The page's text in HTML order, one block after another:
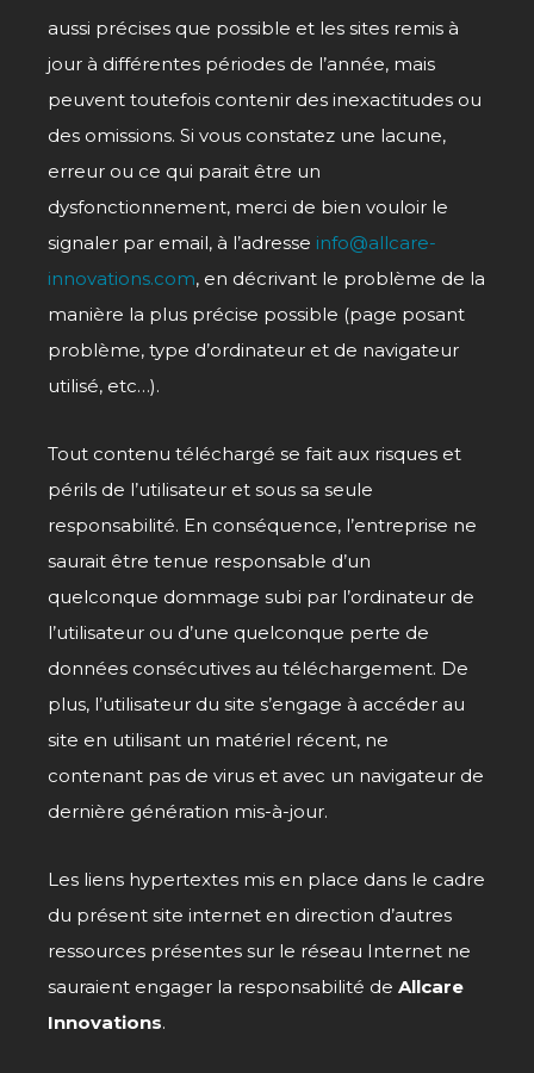
aussi précises que possible et les sites remis à
jour à différentes périodes de l’année, mais
peuvent toutefois contenir des inexactitudes ou
des omissions. Si vous constatez une lacune,
erreur ou ce qui parait être un
dysfonctionnement, merci de bien vouloir le
signaler par email, à l’adresse info@allcare-
innovations.com, en décrivant le problème de la
manière la plus précise possible (page posant
problème, type d’ordinateur et de navigateur
utilisé, etc…).
Tout contenu téléchargé se fait aux risques et
périls de l’utilisateur et sous sa seule
responsabilité. En conséquence, l’entreprise ne
saurait être tenue responsable d’un
quelconque dommage subi par l’ordinateur de
l’utilisateur ou d’une quelconque perte de
données consécutives au téléchargement. De
plus, l’utilisateur du site s’engage à accéder au
site en utilisant un matériel récent, ne
contenant pas de virus et avec un navigateur de
dernière génération mis-à-jour.
Les liens hypertextes mis en place dans le cadre
du présent site internet en direction d’autres
ressources présentes sur le réseau Internet ne
sauraient engager la responsabilité deAllcare
Innovations.